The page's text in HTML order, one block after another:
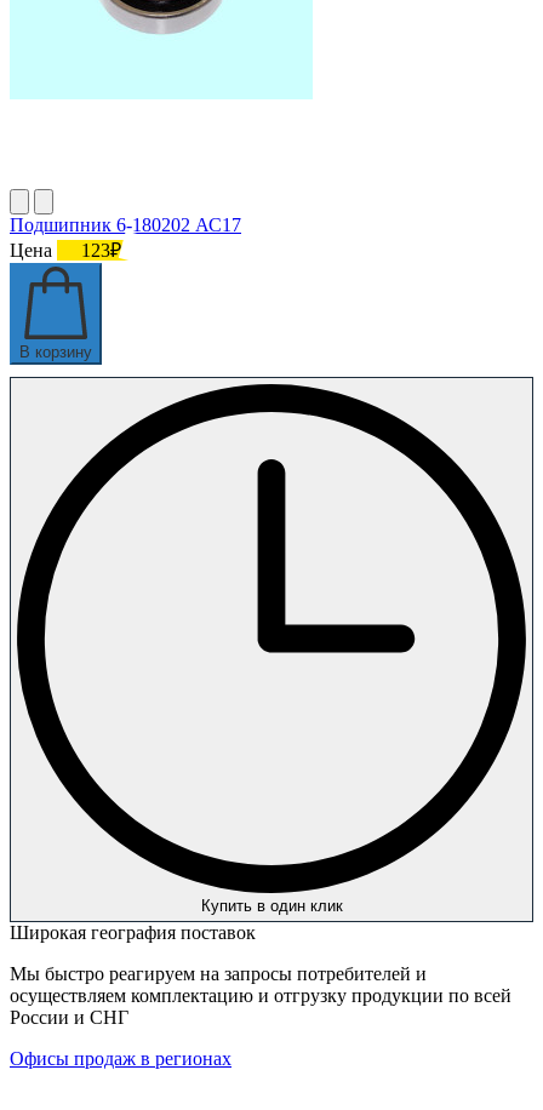
Подшипник 6-180202 АС17
Цена
123₽
В корзину
Купить в один клик
Широкая география поставок
Мы быстро реагируем на запросы потребителей и
осуществляем комплектацию и отгрузку продукции по всей
России и СНГ
Офисы продаж в регионах